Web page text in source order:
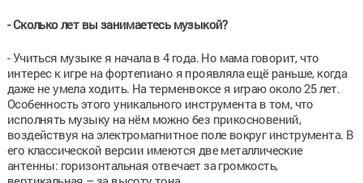
- Сколько лет вы занимаетесь музыкой?
- Учиться музыке я начала в 4 года. Но мама говорит, что
интерес к игре на фортепиано я проявляла ещё раньше, когда
даже не умела ходить. На терменвоксе я играю около 25 лет.
Особенность этого уникального инструмента в том, что
исполнять музыку на нём можно без прикосновений,
воздействуя на электромагнитное поле вокруг инструмента. В
его классической версии имеются две металлические
антенны: горизонтальная отвечает за громкость,